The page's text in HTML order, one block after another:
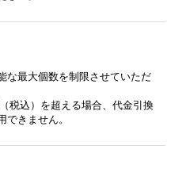
な最大個数を制限させていただ
税込）を超える場合、代金引換
できません。